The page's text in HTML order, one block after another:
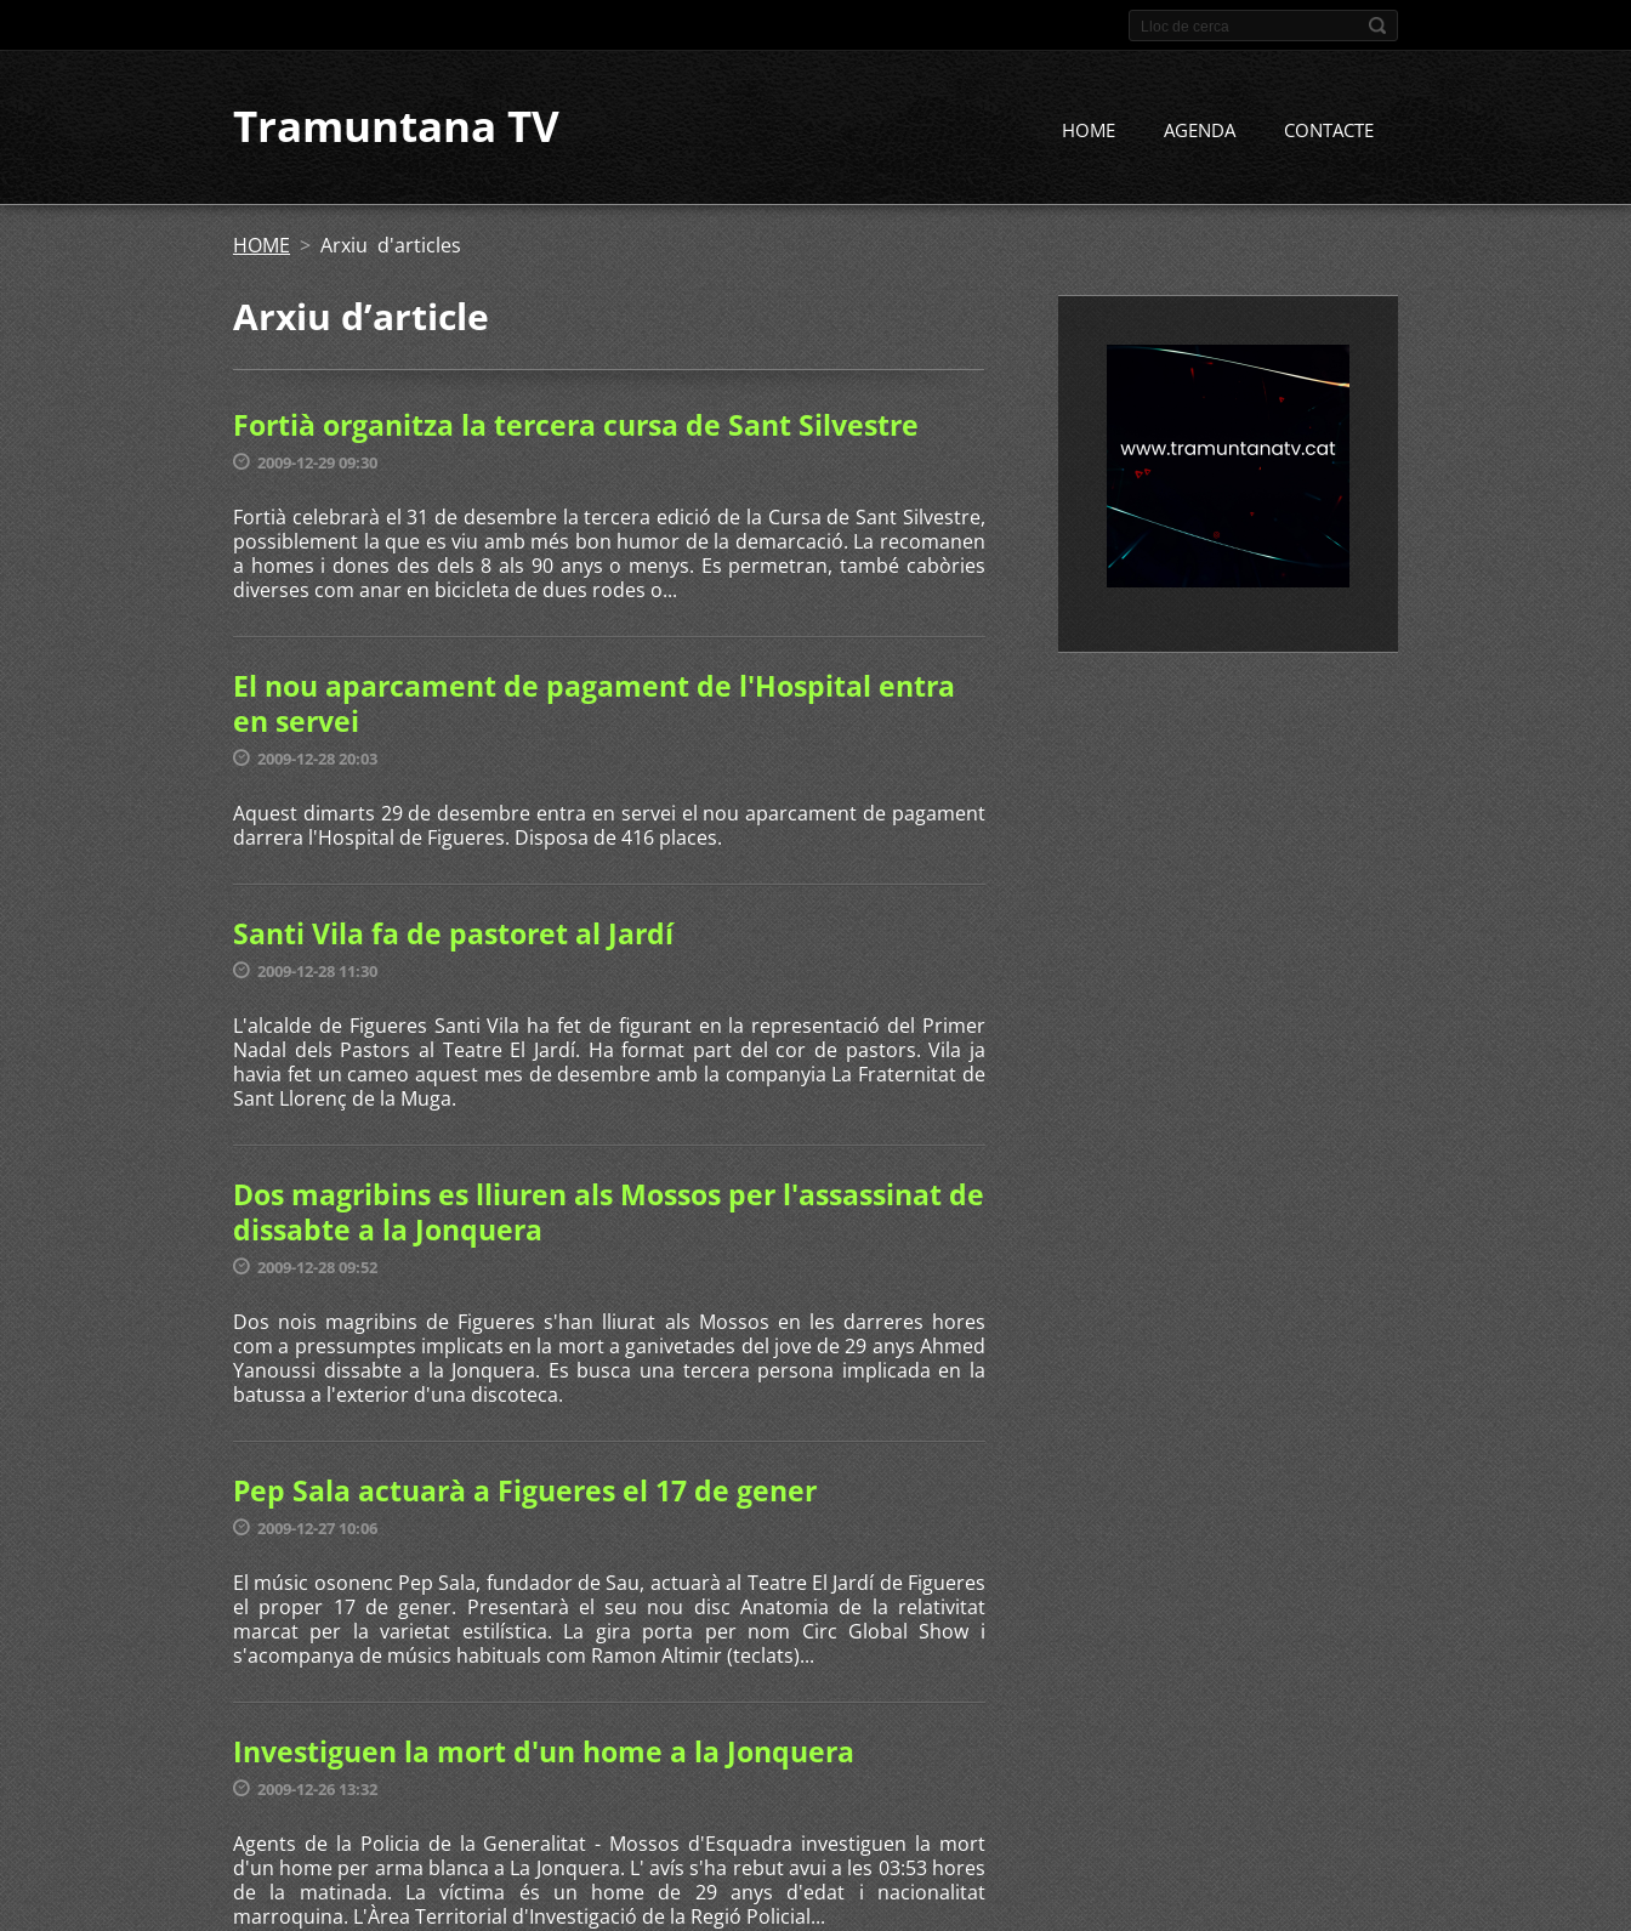
Tramuntana TV HOME AGENDA CONTACTE
HOME > Arxiu d'articles
Arxiu dʼarticle
Fortià organitza la tercera cursa de Sant Silvestre
2009-12-29 09:30
Fortià celebrarà el 31 de desembre la tercera edició de la Cursa de Sant Silvestre,
possiblement la que es viu amb més bon humor de la demarcació. La recomanen
a homes i dones des dels 8 als 90 anys o menys. Es permetran, també cabòries
diverses com anar en bicicleta de dues rodes o...
El nou aparcament de pagament de l'Hospital entra
en servei
2009-12-28 20:03
Aquest dimarts 29 de desembre entra en servei el nou aparcament de pagament
darrera l'Hospital de Figueres. Disposa de 416 places.
Santi Vila fa de pastoret al Jardí
2009-12-28 11:30
L'alcalde de Figueres Santi Vila ha fet de figurant en la representació del Primer
Nadal dels Pastors al Teatre El Jardí. Ha format part del cor de pastors. Vila ja
havia fet un cameo aquest mes de desembre amb la companyia La Fraternitat de
Sant Llorenç de la Muga.
Dos magribins es lliuren als Mossos per l'assassinat de
dissabte a la Jonquera
2009-12-28 09:52
Dos nois magribins de Figueres s'han lliurat als Mossos en les darreres hores
com a pressumptes implicats en la mort a ganivetades del jove de 29 anys Ahmed
Yanoussi dissabte a la Jonquera. Es busca una tercera persona implicada en la
batussa a l'exterior d'una discoteca.
Pep Sala actuarà a Figueres el 17 de gener
2009-12-27 10:06
El músic osonenc Pep Sala, fundador de Sau, actuarà al Teatre El Jardí de Figueres
el proper 17 de gener. Presentarà el seu nou disc Anatomia de la relativitat
marcat per la varietat estilística. La gira porta per nom Circ Global Show i
s'acompanya de músics habituals com Ramon Altimir (teclats)...
Investiguen la mort d'un home a la Jonquera
2009-12-26 13:32
Agents de la Policia de la Generalitat - Mossos d'Esquadra investiguen la mort
d'un home per arma blanca a La Jonquera. L' avís s'ha rebut avui a les 03:53 hores
de la matinada. La víctima és un home de 29 anys d'edat i nacionalitat
marroquina. L'Àrea Territorial d'Investigació de la Regió Policial...